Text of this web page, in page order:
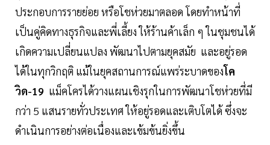
ประกอบการรายย่อย หรือโชห่วยมาตลอด โดยทำหน้าที่
เป็นคู่คิดทางธุรกิจและพี่เลี้ยง ให้ร้านค้าเล็ก ๆ ในชุมชนได้
เกิดความเปลี่ยนแปลง พัฒนาไปตามยุคสมัย และอยู่รอด
ได้ในทุกวิกฤติ แม้ในยุคสถานการณ์แพร่ระบาดของโค
วิด-19 แม็คโครได้วางแผนเชิงรุกในการพัฒนาโชห่วยที่มี
กว่า 5 แสนรายทั่วประเทศ ให้อยู่รอดและเติบโตได้ ซึ่งจะ
ดำเนินการอย่างต่อเนื่องและเข้มข้นยิ่งขึ้น